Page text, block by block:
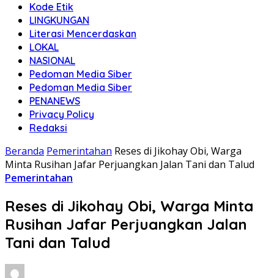
Kode Etik
LINGKUNGAN
Literasi Mencerdaskan
LOKAL
NASIONAL
Pedoman Media Siber
Pedoman Media Siber
PENANEWS
Privacy Policy
Redaksi
Beranda Pemerintahan Reses di Jikohay Obi, Warga
Minta Rusihan Jafar Perjuangkan Jalan Tani dan Talud
Pemerintahan
Reses di Jikohay Obi, Warga Minta
Rusihan Jafar Perjuangkan Jalan
Tani dan Talud